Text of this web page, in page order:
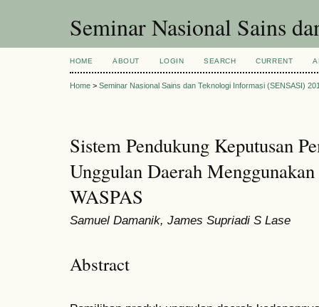
Seminar Nasional Sains
HOME ABOUT LOGIN SEARCH CURRENT
Home > Seminar Nasional Sains dan Teknologi Informasi (SENSASI)
Sistem Pendukung Keputusan
Unggulan Daerah
WASPAS
Samuel Damanik, James Supriadi S Lase
Abstract